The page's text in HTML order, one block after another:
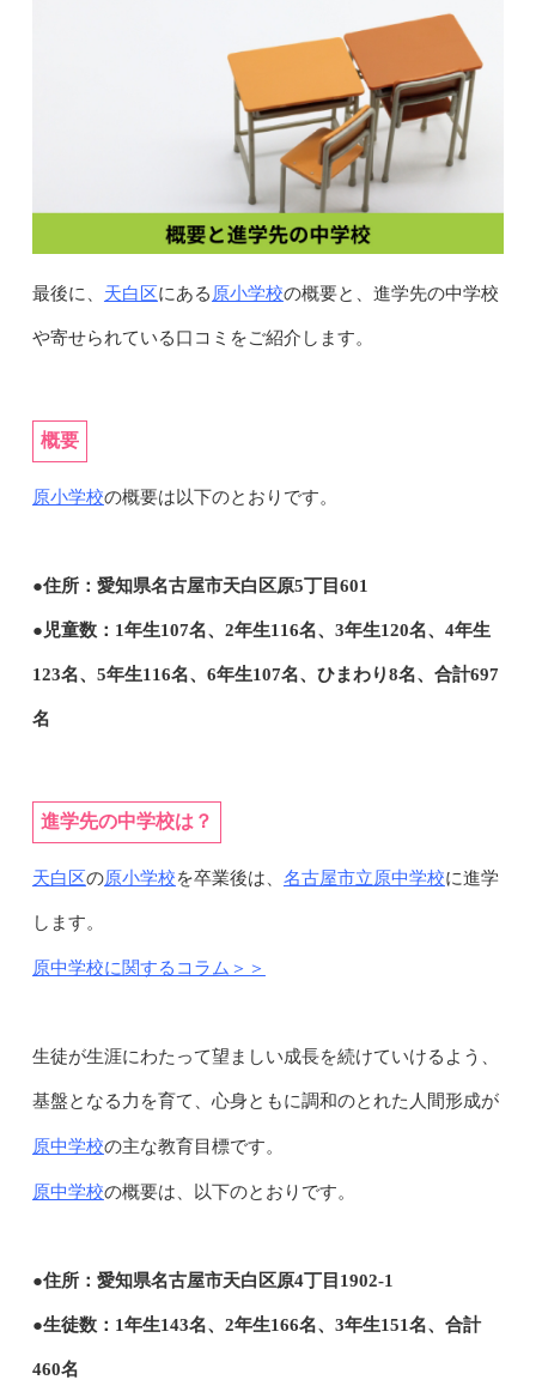
最後に、 天白区にある 原小学校の概要と、進学先の中学校
や寄せられている口コミをご紹介します。
概要
原小学校の概要は以下のとおりです。
●住所：愛知県名古屋市天白区原5丁目601
●児童数：1年生107名、2年生116名、3年生120名、4年生
123名、5年生116名、6年生107名、ひまわり8名、合計697
名
進学先の中学校は？
天白区の原小学校を卒業後は、 名古屋市立原中学校に進学
します。
原中学校に関するコラム＞＞
生徒が生涯にわたって望ましい成長を続けていけるよう、
基盤となる力を育て、心身ともに調和のとれた人間形成が
原中学校の主な教育目標です。
原中学校の概要は、以下のとおりです。
●住所：愛知県名古屋市天白区原4丁目1902-1
●生徒数：1年生143名、2年生166名、3年生151名、合計
460名